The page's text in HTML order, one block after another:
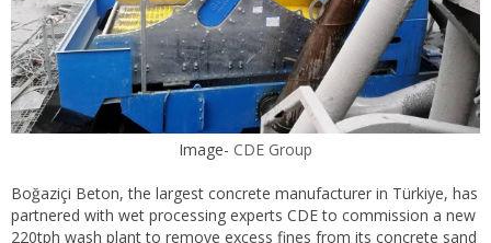
Image- CDE Group
Boğaziçi Beton, the largest concrete manufacturer in Türkiye, has
partnered with wet processing experts CDE to commission a new
220tph wash plant to remove excess fines from its concrete sand